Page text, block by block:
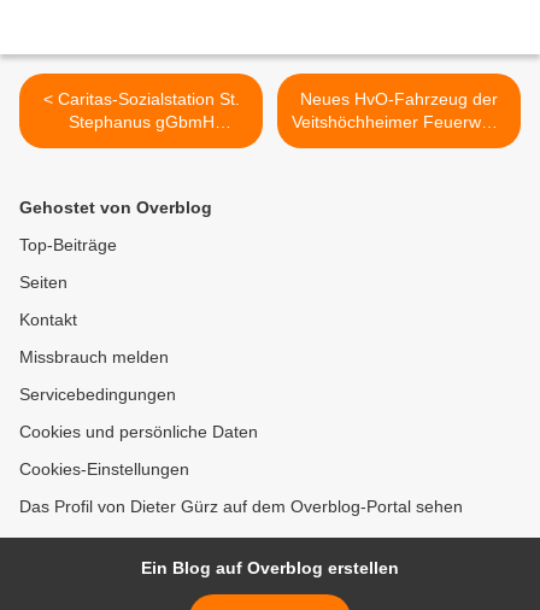
< Caritas-Sozialstation St.
Stephanus gGbmH
Veitshöchheim:
Ferstl erhält Bayerischen
Neues HvO-Fahrzeug der
Veitshöchheimer Feuerwehr
hilft Menschenleben retten -
Gehostet von Overblog
Top-Beiträge
Seiten
Kontakt
Missbrauch melden
Servicebedingungen
Cookies und persönliche Daten
Cookies-Einstellungen
Das Profil von Dieter Gürz auf dem Overblog-Portal sehen
Ein Blog auf Overblog erstellen